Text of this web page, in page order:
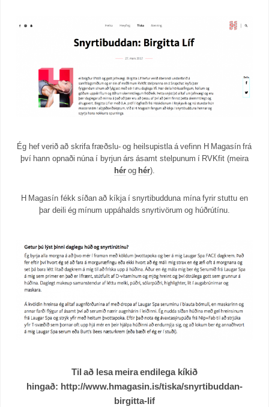
Ég hef verið að skrifa fræðslu- og heilsupistla á vefinn H Magasín frá
því hann opnaði núna í byrjun árs ásamt stelpunum í RVKfit (meira
hérog hér).
H Magasín fékk síðan að kíkja í snyrtibudduna mína fyrir stuttu en
þar deili ég mínum uppáhalds snyrtivörum og húðrútínu.
Til að lesa meira endilega kíkið
hingað: http://www.hmagasin.is/tiska/snyrtibuddan-
birgitta-lif